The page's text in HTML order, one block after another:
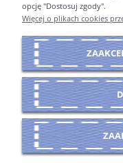
POKAŻ
Sklep
opcję "Dostosuj zgody".
Więcej o plikach cookies